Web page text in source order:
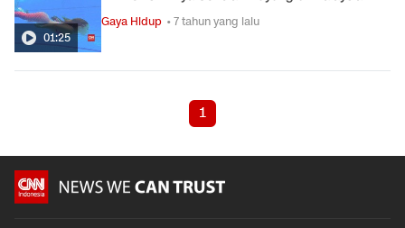
01:25
Gaya Hidup • 7 tahun yang lalu
1